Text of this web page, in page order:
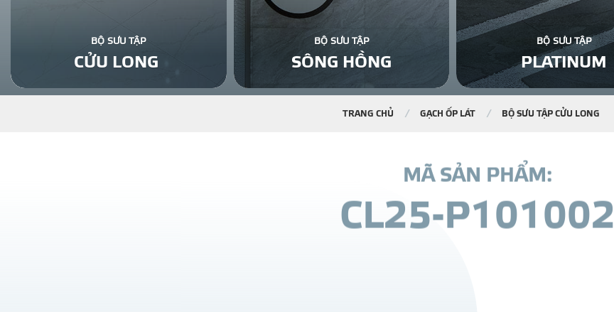
BỘ SƯU TẬP
CỬU LONG
BỘ SƯU TẬP
SÔNG HỒNG
BỘ SƯU TẬP
PLATINUM
TRANG CHỦ GẠCH ỐP LÁT BỘ SƯU TẬP CỬU LONG
MÃ SẢN PHẨM:
CL25-P1 01 002